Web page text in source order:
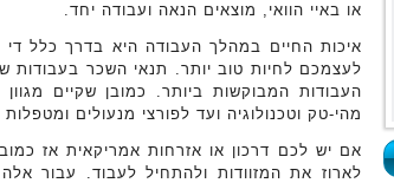
או באיי הוואי, מוצאים הנאה ועבודה יחד.
איכות החיים במהלך העבודה היא בדרך כלל די
לעצמכם לחיות טוב יותר. תנאי השכר בעבודות
העבודות המבוקשות ביותר. כמובן שקיים
מהי-טק וטכנולוגיה ועד לפורצי מנעולים ומטפלות
אם יש לכם דרכון או אזרחות אמריקאית אז
לארוז את המזוודות ולהתחיל לעבוד. עבור